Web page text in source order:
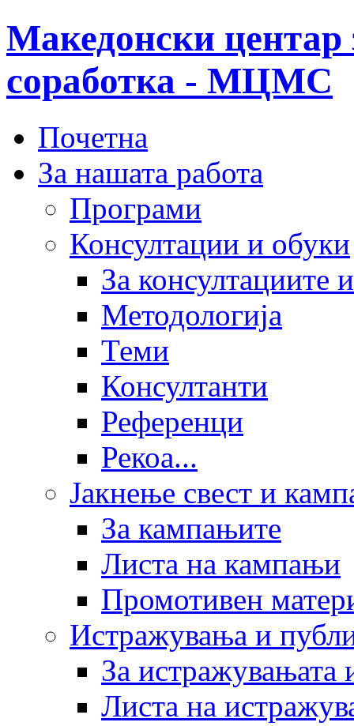
Македонски центар
соработка - МЦМС
Почетна
За нашата работа
Програми
Консултации и обуки
За консултациите
Методологија
Теми
Консултанти
Референци
Рекоа...
Јакнење свест и
За кампањите
Листа на кампањи
Промотивен
Истражувања и
За истражувањата
Листа на